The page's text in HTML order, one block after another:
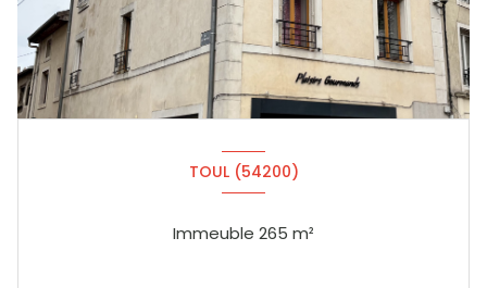
TOUL (54200)
Immeuble 265 m²